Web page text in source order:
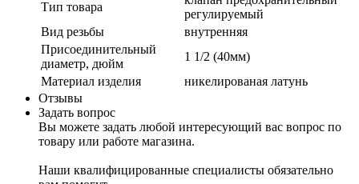
Тип товара
регулируемый
Вид резьбы
внутренняя
Присоединительный
диаметр, дюйм
1 1/2 (40мм)
Материал изделия
никелированая латунь
Отзывы
Задать вопрос
Вы можете задать любой интересующий вас вопрос по
товару или работе магазина.
Наши квалифицированные специалисты обязательно